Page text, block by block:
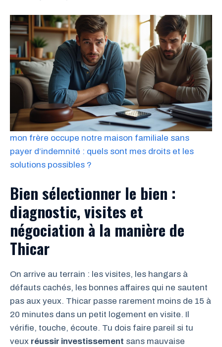
mon frère occupe notre maison familiale sans
payer d’indemnité : quels sont mes droits et les
solutions possibles ?
Bien sélectionner le bien :
diagnostic, visites et
négociation à la manière de
Thicar
On arrive au terrain : les visites, les hangars à
défauts cachés, les bonnes affaires qui ne sautent
pas aux yeux. Thicar passe rarement moins de 15 à
20 minutes dans un petit logement en visite. Il
vérifie, touche, écoute. Tu dois faire pareil si tu
veux réussir investissement sans mauvaise